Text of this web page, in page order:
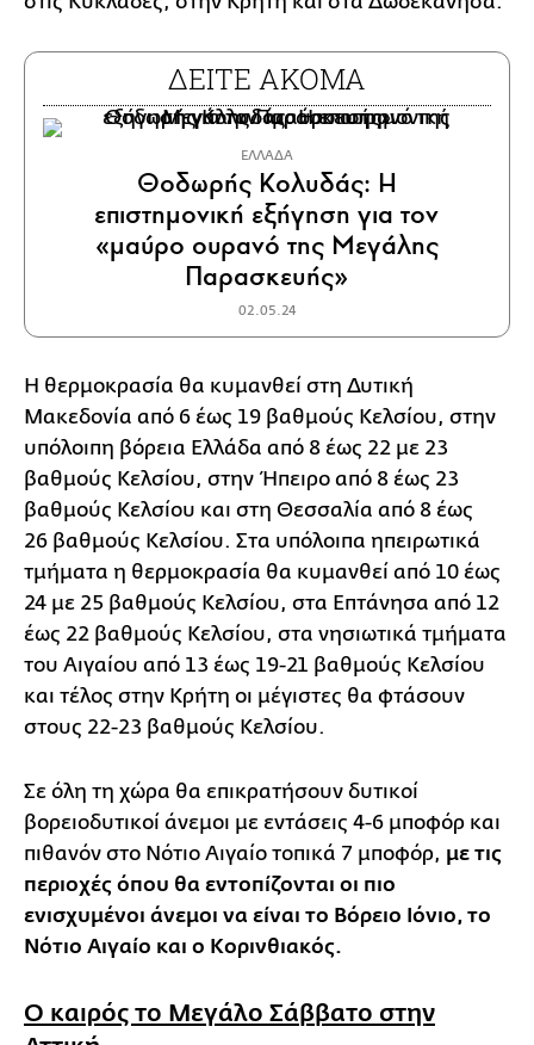
ΔΕΙΤΕ ΑΚΟΜΑ
ΕΛΛΑΔΑ
Θοδωρής Κολυδάς: Η
επιστημονική εξήγηση για τον
«μαύρο ουρανό της Μεγάλης
Παρασκευής»
02.05.24
Η θερμοκρασία θα κυμανθεί στη Δυτική
Μακεδονία από 6 έως 19 βαθμούς Κελσίου, στην
υπόλοιπη βόρεια Ελλάδα από 8 έως 22 με 23
βαθμούς Κελσίου, στην Ήπειρο από 8 έως 23
βαθμούς Κελσίου και στη Θεσσαλία από 8 έως
26 βαθμούς Κελσίου. Στα υπόλοιπα ηπειρωτικά
τμήματα η θερμοκρασία θα κυμανθεί από 10 έως
24 με 25 βαθμούς Κελσίου, στα Επτάνησα από 12
έως 22 βαθμούς Κελσίου, στα νησιωτικά τμήματα
του Αιγαίου από 13 έως 19-21 βαθμούς Κελσίου
και τέλος στην Κρήτη οι μέγιστες θα φτάσουν
στους 22-23 βαθμούς Κελσίου.
Σε όλη τη χώρα θα επικρατήσουν δυτικοί
βορειοδυτικοί άνεμοι με εντάσεις 4-6 μποφόρ και
πιθανόν στο Νότιο Αιγαίο τοπικά 7 μποφόρ, με τις
περιοχές όπου θα εντοπίζονται οι πιο
ενισχυμένοι άνεμοι να είναι το Βόρειο Ιόνιο, το
Νότιο Αιγαίο και ο Κορινθιακός.
Ο καιρός το Μεγάλο Σάββατο στην